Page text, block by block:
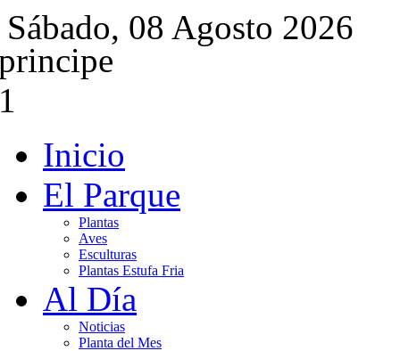
Sábado, 08 Agosto 2026
Inicio
El Parque
Plantas
Aves
Esculturas
Plantas Estufa Fria
Al Día
Noticias
Planta del Mes